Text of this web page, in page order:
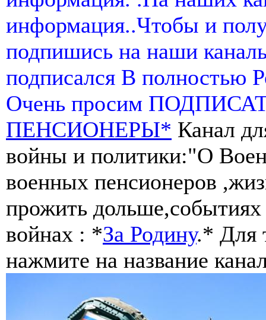
информация..Чтобы и
подпишись на наши
подписался В полностью
Очень просим
ПЕНСИОНЕРЫ* Канал
войны и политики:"О
военных пенсионеров
прожить
войнах : *За Родину.* Для
нажмите на название